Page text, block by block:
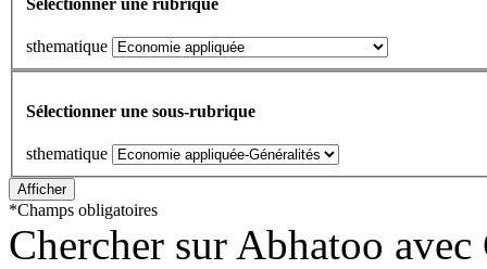
sthematique
Sélectionner une sous-rubrique
sthematique
*Champs obligatoires
Chercher sur Abhatoo